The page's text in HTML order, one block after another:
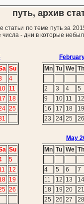
путь, архив
статьи по теме путь за
- дни в которые
Su
4
11
18
25
Mn Tu We Th
2 3 4
5
9
10 11
12
16
17 18
19
23
24 25 26
Su
5
12
19
26
May
Mn Tu We Th
4 5 6
7
11
12 13
14
18
19 20
21
25
26 27 28